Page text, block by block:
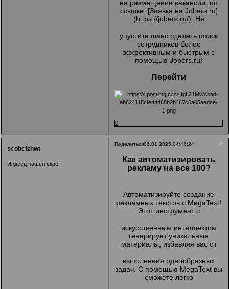
на размещение вакансии, по
ссылке: [Заявка на Jobers.ru]
(https://jobers.ru/). Не
упустите шанс сделать поиск
сотрудников более
эффективным и быстрым с
помощью Jobers.ru!
Перейти
0
Поделиться 3
06.01.2025 04:46:24
scobcfzhwt
Индеец нашел скво!
Как автоматизировать
рекламу на все 100?
Автоматизируйте создание
рекламных текстов с MegaText!
Этот инструмент с
искусственным интеллектом
генерирует уникальные
материалы, избавляя вас от
выполнения однообразных
задач. С помощью MegaText вы
сможете легко